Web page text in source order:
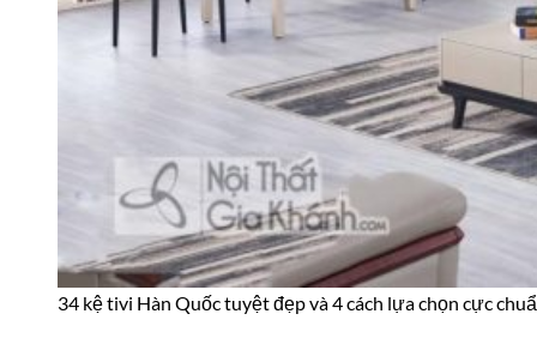
34 kệ tivi Hàn Quốc tuyệt đẹp và 4 cách lựa chọn cực